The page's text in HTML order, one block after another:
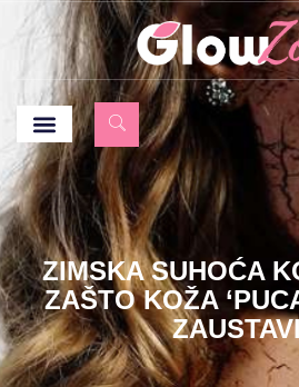
ZIMSKA SUHOĆA
ZAŠTO KOŽA